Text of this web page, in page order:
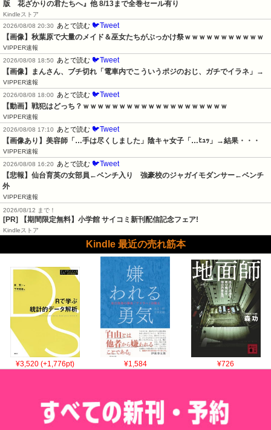
版 花ざかりの君たちへ』他 8/13まで全巻セール有り
Kindleストア
2026/08/08 20:30
あとで読む 🐦Tweet
【画像】秋葉原で大量のメイド＆巫女たちがぶっかけ祭ｗｗｗｗｗｗｗｗｗｗｗ
VIPPER速報
2026/08/08 18:50
あとで読む 🐦Tweet
【画像】まんさん、ブチ切れ「電車内でこういうポジのおじ、ガチでイラネ」→
VIPPER速報
2026/08/08 18:00
あとで読む 🐦Tweet
【動画】戦犯はどっち？ｗｗｗｗｗｗｗｗｗｗｗｗｗｗｗｗｗｗｗｗ
VIPPER速報
2026/08/08 17:10
あとで読む 🐦Tweet
【画像あり】美容師「…手は尽くしました」陰キャ女子「…ﾋｭｯ」→結果・・・
VIPPER速報
2026/08/08 16:20
あとで読む 🐦Tweet
【悲報】仙台育英の女部員←ベンチ入り　強豪校のジャガイモダンサー←ベンチ
外
VIPPER速報
2026/08/12 まで！
[PR] 【期間限定無料】小学館 サイコミ新刊配信記念フェア!
Kindleストア
Kindle 最近の売れ筋本
¥3,520 (+1,776pt) ¥1,584 ¥726